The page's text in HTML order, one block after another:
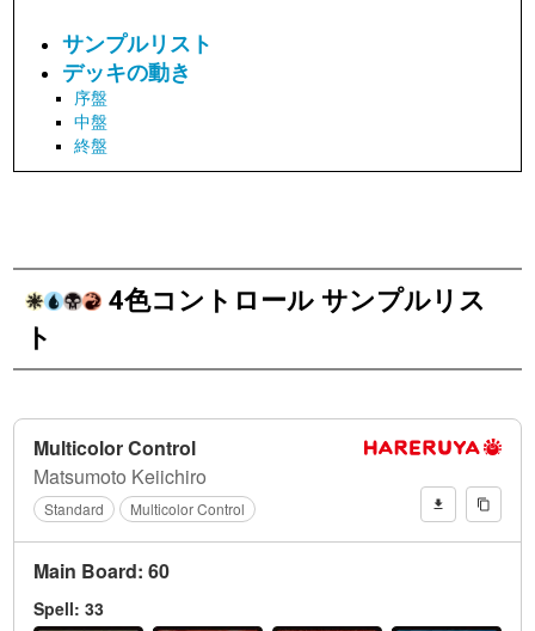
サンプルリスト
デッキの動き
序盤
中盤
終盤
4色コントロール サンプルリス
ト